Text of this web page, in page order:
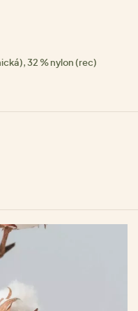
32 % nylon (rec)